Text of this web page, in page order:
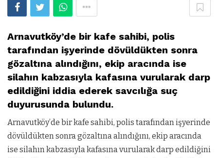
Arnavutköy’de bir kafe sahibi, polis
tarafından işyerinde dövüldükten sonra
gözaltına alındığını, ekip aracında ise
silahın kabzasıyla kafasına vurularak darp
edildiğini iddia ederek savcılığa suç
duyurusunda bulundu.
Arnavutköy’de bir kafe sahibi, polis tarafından işyerinde
dövüldükten sonra gözaltına alındığını, ekip aracında
ise silahın kabzasıyla kafasına vurularak darp edildiğini